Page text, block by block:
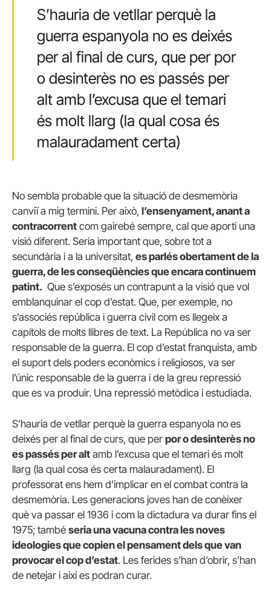
S’hauria de vetllar perquè la
guerra espanyola no es deixés
per al final de curs, que per por
o desinterès no es passés per
alt amb l’excusa que el temari
és molt llarg (la qual cosa és
malauradament certa)
No sembla probable que la situació de desmemòria
canviï a mig termini. Per això, l’ensenyament, anant a
contracorrent com gairebé sempre, cal que aporti una
visió diferent. Seria important que, sobre tot a
secundària i a la universitat, es parlés obertament de la
guerra, de les conseqüències que encara continuem
patint. Que s’exposés un contrapunt a la visió que vol
emblanquinar el cop d’estat. Que, per exemple, no
s’associés república i guerra civil com es llegeix a
capítols de molts llibres de text. La República no va ser
responsable de la guerra. El cop d’estat franquista, amb
el suport dels poders econòmics i religiosos, va ser
l’únic responsable de la guerra i de la greu repressió
que es va produir. Una repressió metòdica i estudiada.
S’hauria de vetllar perquè la guerra espanyola no es
deixés per al final de curs, que per por o desinterès no
es passés per alt amb l’excusa que el temari és molt
llarg (la qual cosa és certa malauradament). El
professorat ens hem d’implicar en el combat contra la
desmemòria. Les generacions joves han de conèixer
què va passar el 1936 i com la dictadura va durar fins el
1975; també seria una vacuna contra les noves
ideologies que copien el pensament dels que van
provocar el cop d’estat. Les ferides s’han d’obrir, s’han
de netejar i així es podran curar.